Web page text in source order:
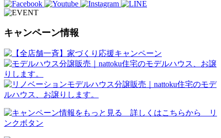
キャンペーン情報